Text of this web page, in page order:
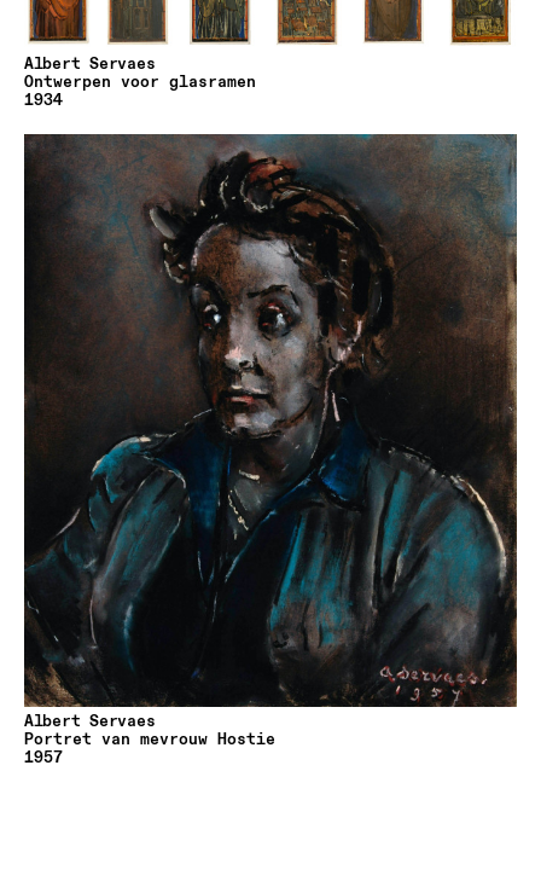
Albert Servaes
Ontwerpen voor glasramen
1934
Albert Servaes
Portret van mevrouw Hostie
1957